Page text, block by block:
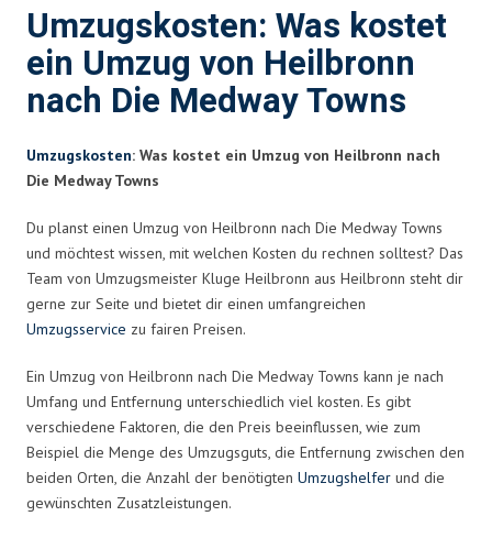
Umzugskosten: Was kostet
ein Umzug von Heilbronn
nach Die Medway Towns
Umzugskosten: Was kostet ein Umzug von Heilbronn nach
Die Medway Towns
Du planst einen Umzug von Heilbronn nach Die Medway Towns
und möchtest wissen, mit welchen Kosten du rechnen solltest? Das
Team von Umzugsmeister Kluge Heilbronn aus Heilbronn steht dir
gerne zur Seite und bietet dir einen umfangreichen
Umzugsservice zu fairen Preisen.
Ein Umzug von Heilbronn nach Die Medway Towns kann je nach
Umfang und Entfernung unterschiedlich viel kosten. Es gibt
verschiedene Faktoren, die den Preis beeinflussen, wie zum
Beispiel die Menge des Umzugsguts, die Entfernung zwischen den
beiden Orten, die Anzahl der benötigten Umzugshelfer und die
gewünschten Zusatzleistungen.